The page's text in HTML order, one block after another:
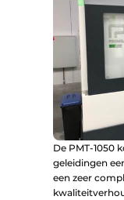
De PMT-1050
geleidingen
een zeer